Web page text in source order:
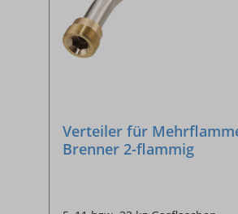
Verteiler für
Brenner 2-flammig